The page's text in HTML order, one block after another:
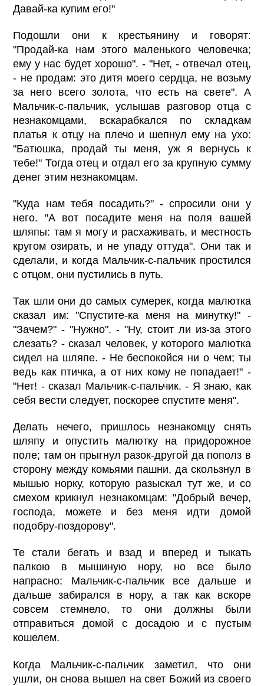
Давай-ка купим его!"
Подошли они к крестьянину и говорят:
"Продай-ка нам этого маленького человечка;
ему у нас будет хорошо". - "Нет, - отвечал отец,
- не продам: это дитя моего сердца, не возьму
за него всего золота, что есть на свете". А
Мальчик-с-пальчик, услышав разговор отца с
незнакомцами, вскарабкался по складкам
платья к отцу на плечо и шепнул ему на ухо:
"Батюшка, продай ты меня, уж я вернусь к
тебе!" Тогда отец и отдал его за крупную сумму
денег этим незнакомцам.
"Куда нам тебя посадить?" - спросили они у
него. "А вот посадите меня на поля вашей
шляпы: там я могу и расхаживать, и местность
кругом озирать, и не упаду оттуда". Они так и
сделали, и когда Мальчик-с-пальчик простился
с отцом, они пустились в путь.
Так шли они до самых сумерек, когда малютка
сказал им: "Спустите-ка меня на минутку!" -
"Зачем?" - "Нужно". - "Ну, стоит ли из-за этого
слезать? - сказал человек, у которого малютка
сидел на шляпе. - Не беспокойся ни о чем; ты
ведь как птичка, а от них кому не попадает!" -
"Нет! - сказал Мальчик-с-пальчик. - Я знаю, как
себя вести следует, поскорее спустите меня".
Делать нечего, пришлось незнакомцу снять
шляпу и опустить малютку на придорожное
поле; там он прыгнул разок-другой да пополз в
сторону между комьями пашни, да скользнул в
мышью норку, которую разыскал тут же, и со
смехом крикнул незнакомцам: "Добрый вечер,
господа, можете и без меня идти домой
подобру-поздорову".
Те стали бегать и взад и вперед и тыкать
палкою в мышиную нору, но все было
напрасно: Мальчик-с-пальчик все дальше и
дальше забирался в нору, а так как вскоре
совсем стемнело, то они должны были
отправиться домой с досадою и с пустым
кошелем.
Когда Мальчик-с-пальчик заметил, что они
ушли, он снова вышел на свет Божий из своего